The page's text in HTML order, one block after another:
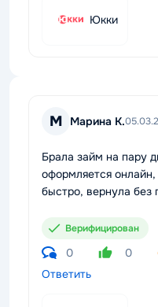
Юкки
М Марина К.
Брала займ на пару
оформляется
быстро, вернула без
Верифицирован
0 0
Ответить